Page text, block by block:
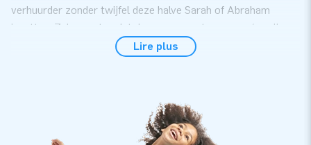
verhuurder zonder twijfel deze halve Sarah of Abraham
inzetten. Zeker weten dat deze megagrote poppen (ze zijn
zo’n 4 meter hoog) zorgen voor een hoop hilariteit, zowel bij
Jouw klant kan deze inflatable zonder veel moeite alleen
bijvoorbeeld in de tuin of op de oprit van de jarige plaatsen.
Lire plus